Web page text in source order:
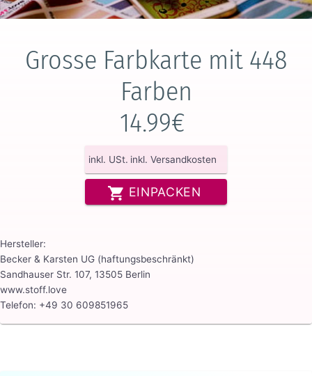
Grosse Farbkarte mit 448
Farben
14.99€
inkl. USt. inkl. Versandkosten
EINPACKEN
Hersteller:
Becker & Karsten UG (haftungsbeschränkt)
Sandhauser Str. 107, 13505 Berlin
www.stoff.love
Telefon: +49 30 609851965